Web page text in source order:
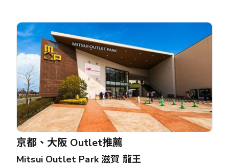
京都、大阪 Outlet推薦
Mitsui Outlet Park 滋賀 龍王